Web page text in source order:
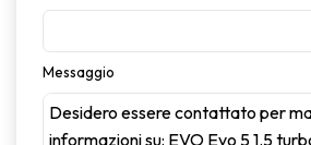
Messaggio